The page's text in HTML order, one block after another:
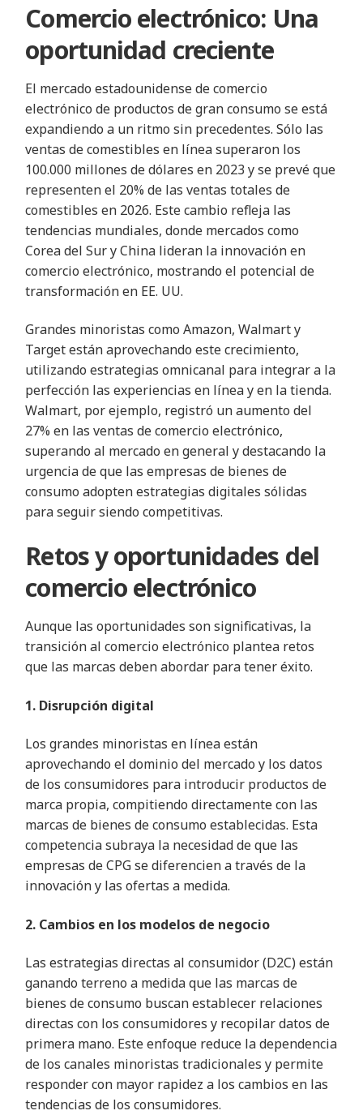
Comercio electrónico: Una
oportunidad creciente
El mercado estadounidense de comercio
electrónico de productos de gran consumo se está
expandiendo a un ritmo sin precedentes. Sólo las
ventas de comestibles en línea superaron los
100.000 millones de dólares en 2023 y se prevé que
representen el 20% de las ventas totales de
comestibles en 2026. Este cambio refleja las
tendencias mundiales, donde mercados como
Corea del Sur y China lideran la innovación en
comercio electrónico, mostrando el potencial de
transformación en EE. UU.
Grandes minoristas como Amazon, Walmart y
Target están aprovechando este crecimiento,
utilizando estrategias omnicanal para integrar a la
perfección las experiencias en línea y en la tienda.
Walmart, por ejemplo, registró un aumento del
27% en las ventas de comercio electrónico,
superando al mercado en general y destacando la
urgencia de que las empresas de bienes de
consumo adopten estrategias digitales sólidas
para seguir siendo competitivas.
Retos y oportunidades del
comercio electrónico
Aunque las oportunidades son significativas, la
transición al comercio electrónico plantea retos
que las marcas deben abordar para tener éxito.
1. Disrupción digital
Los grandes minoristas en línea están
aprovechando el dominio del mercado y los datos
de los consumidores para introducir productos de
marca propia, compitiendo directamente con las
marcas de bienes de consumo establecidas. Esta
competencia subraya la necesidad de que las
empresas de CPG se diferencien a través de la
innovación y las ofertas a medida.
2. Cambios en los modelos de negocio
Las estrategias directas al consumidor (D2C) están
ganando terreno a medida que las marcas de
bienes de consumo buscan establecer relaciones
directas con los consumidores y recopilar datos de
primera mano. Este enfoque reduce la dependencia
de los canales minoristas tradicionales y permite
responder con mayor rapidez a los cambios en las
tendencias de los consumidores.